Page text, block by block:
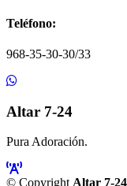
Teléfono:
968-35-30-30/33
Altar 7-24
Pura Adoración.
© Copyright Altar 7-24